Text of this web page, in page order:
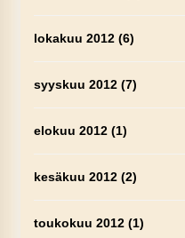
lokakuu 2012(6)
syyskuu 2012(7)
elokuu 2012(1)
kesäkuu 2012(2)
toukokuu 2012(1)